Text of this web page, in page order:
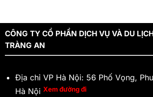
CÔNG TY CỔ PHẦN DỊCH VỤ VÀ DU
TRÀNG AN
Địa chỉ VP Hà Nội: 56 Phố Vọng,
Hà Nội Xem đường đi